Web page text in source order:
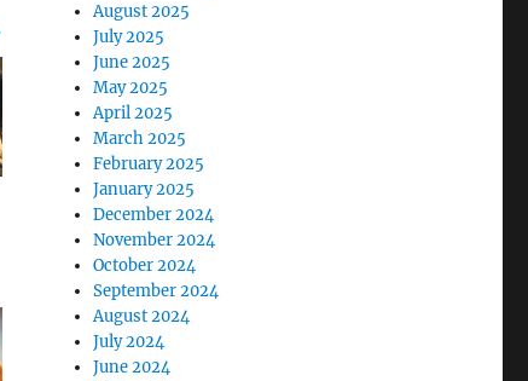
August 2025
July 2025
June 2025
May 2025
April 2025
March 2025
February 2025
January 2025
December 2024
November 2024
October 2024
September 2024
August 2024
July 2024
June 2024